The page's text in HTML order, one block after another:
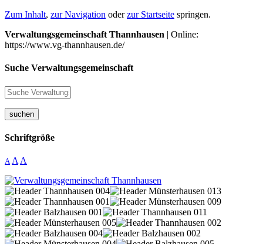
Zum Inhalt, zur Navigation oderzur Startseite springen.
Verwaltungsgemeinschaft Thannhausen | Online:
https://www.vg-thannhausen.de/
Suche Verwaltungsgemeinschaft
suchen
Schriftgröße
A A A